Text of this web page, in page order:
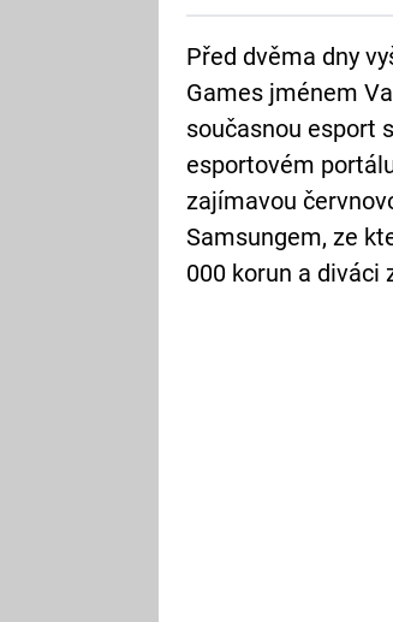
Před dvěma dny
Games jménem
současnou esport
esportovém
zajímavou
Samsungem, ze
000 korun a diváci